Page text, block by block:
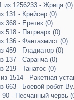
из 1256233 - Жрица (0)
131 - Крейсер (0)
368 - Еретик (0)
518 - Патриарх (0)
136 - Фантазмист (0)
459 - Гладиатор (0)
137 - Саранча (0)
219 - Танатос (0)
1514 - Ракетная
663 - Боевой робот
90 - Песчанный червь